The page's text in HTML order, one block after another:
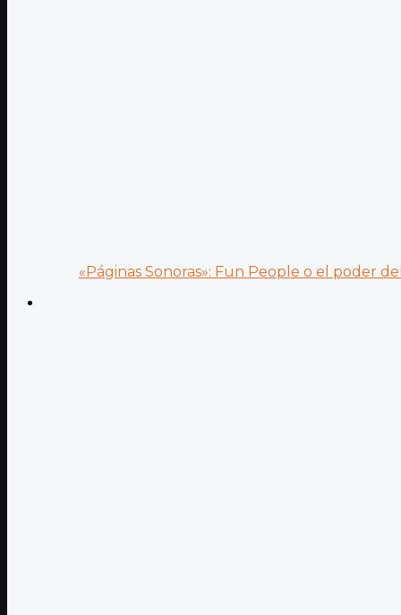
«Páginas Sonoras»: Fun People o el poder